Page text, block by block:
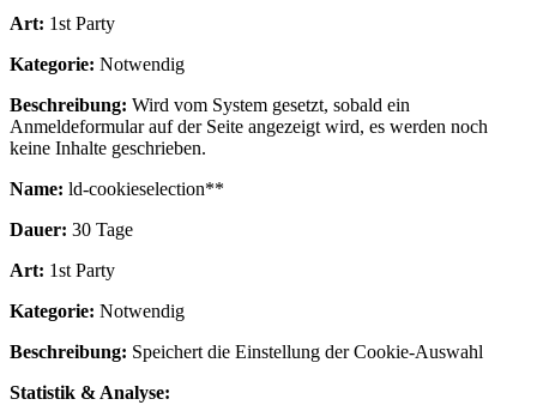
Art: 1st Party
Kategorie: Notwendig
Beschreibung: Wird vom System gesetzt, sobald ein
Anmeldeformular auf der Seite angezeigt wird, es werden noch
keine Inhalte geschrieben.
Name: ld-cookieselection**
Dauer: 30 Tage
Art: 1st Party
Kategorie: Notwendig
Beschreibung: Speichert die Einstellung der Cookie-Auswahl
Statistik & Analyse: